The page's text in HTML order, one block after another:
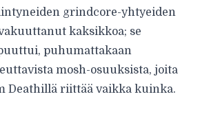
grindcore-yhtyeiden
kaksikkoa; se
puhumattakaan
mosh-osuuksista, joita
Deathillä riittää vaikka kuinka.